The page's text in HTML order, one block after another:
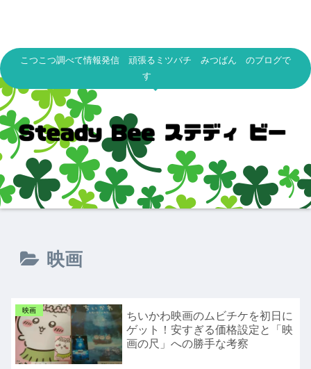
こつこつ調べて情報発信 頑張るミツバチ みつばん のブログで
す
映画
映画
ちいかわ映画のムビチケを初日に
ゲット！安すぎる価格設定と「映
画の尺」への勝手な考察